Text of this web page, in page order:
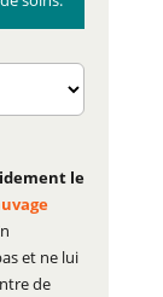
le
et ne lui
de